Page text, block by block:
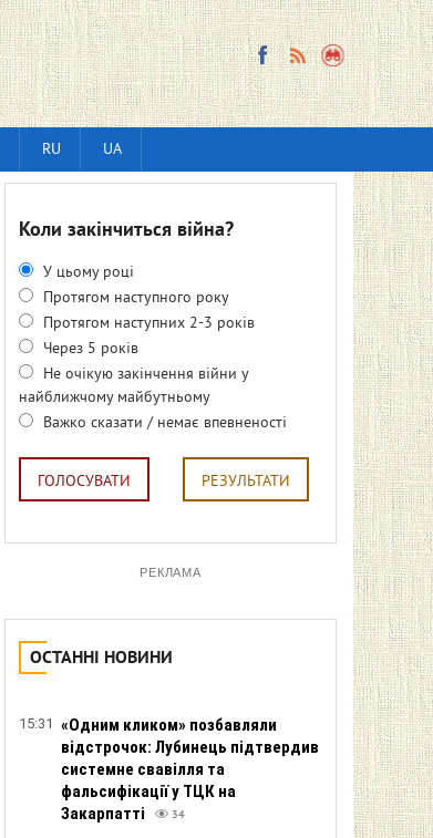
RU UA
Коли закінчиться війна?
У цьому році
Протягом наступного року
Протягом наступних 2-3 років
Через 5 років
Не очікую закінчення війни у
найближчому майбутньому
Важко сказати / немає впевненості
ГОЛОСУВАТИ РЕЗУЛЬТАТИ
РЕКЛАМА
ОСТАННІ НОВИНИ
15:31 «Одним кликом» позбавляли
відстрочок: Лубинець підтвердив
системне свавілля та
фальсифікації у ТЦК на
Закарпатті
34